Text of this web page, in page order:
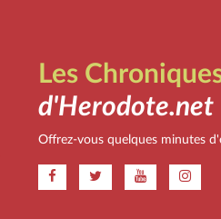
Les
d'Herodote.net
Offrez-vous quelques minutes